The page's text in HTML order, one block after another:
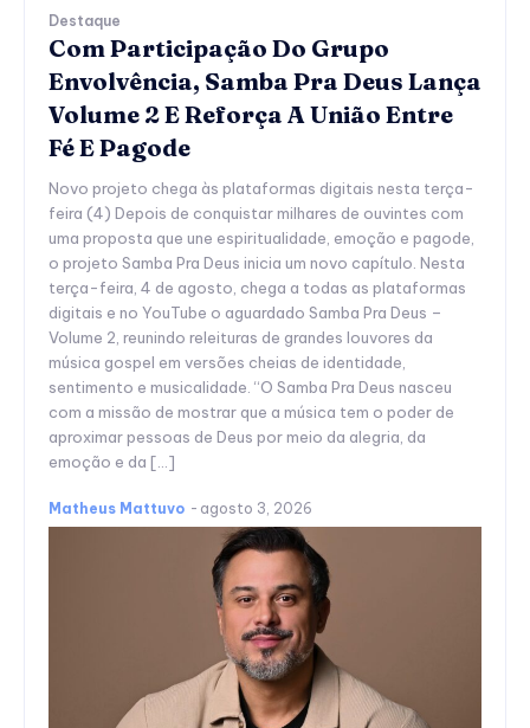
Destaque
Com Participação Do Grupo
Envolvência, Samba Pra Deus Lança
Volume 2 E Reforça A União Entre
Fé E Pagode
Novo projeto chega às plataformas digitais nesta terça-
feira (4) Depois de conquistar milhares de ouvintes com
uma proposta que une espiritualidade, emoção e pagode,
o projeto Samba Pra Deus inicia um novo capítulo. Nesta
terça-feira, 4 de agosto, chega a todas as plataformas
digitais e no YouTube o aguardado Samba Pra Deus –
Volume 2, reunindo releituras de grandes louvores da
música gospel em versões cheias de identidade,
sentimento e musicalidade. “O Samba Pra Deus nasceu
com a missão de mostrar que a música tem o poder de
aproximar pessoas de Deus por meio da alegria, da
emoção e da […]
Matheus Mattuvo - agosto 3, 2026